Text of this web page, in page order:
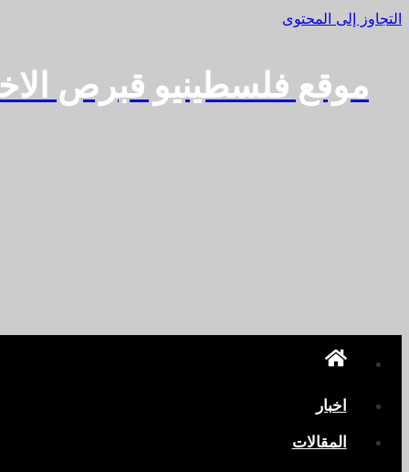
التجاوز إلى المحتوى
موقع فلسطينيو قبرص
اخبار
المقالات